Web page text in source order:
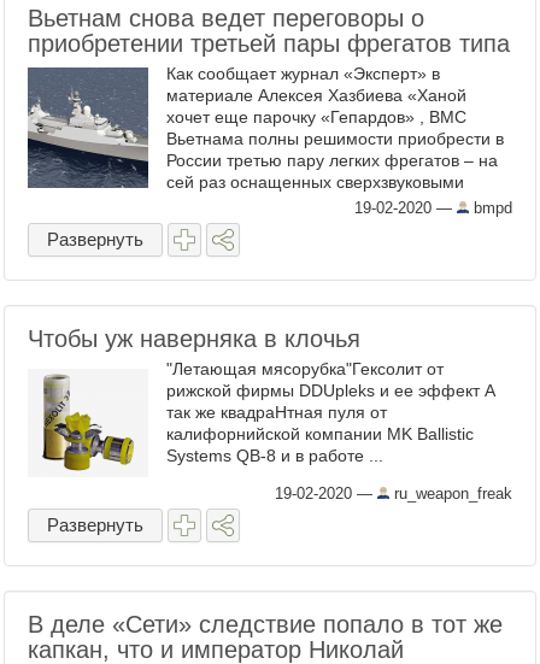
Вьетнам снова ведет переговоры о
приобретении третьей пары фрегатов типа
Как сообщает журнал «Эксперт» в
материале Алексея Хазбиева «Ханой
хочет еще парочку «Гепардов» , ВМС
Вьетнама полны решимости приобрести в
России третью пару легких фрегатов – на
сей раз оснащенных сверхзвуковыми
ракетами «Калибр». Эти корабли
обойдутся Ханою примерно в 800 млн ...
19-02-2020 — bmpd
Развернуть
Чтобы уж наверняка в клочья
"Летающая мясорубка"Гексолит от
рижской фирмы DDUpleks и ее эффект А
так же квадраНтная пуля от
калифорнийской компании MK Ballistic
Systems QB-8 и в работе ...
19-02-2020 — ru_weapon_freak
Развернуть
В деле «Сети» следствие попало в тот же
капкан, что и император Николай